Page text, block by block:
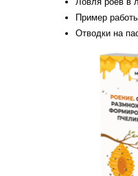
Пример
Отводки на